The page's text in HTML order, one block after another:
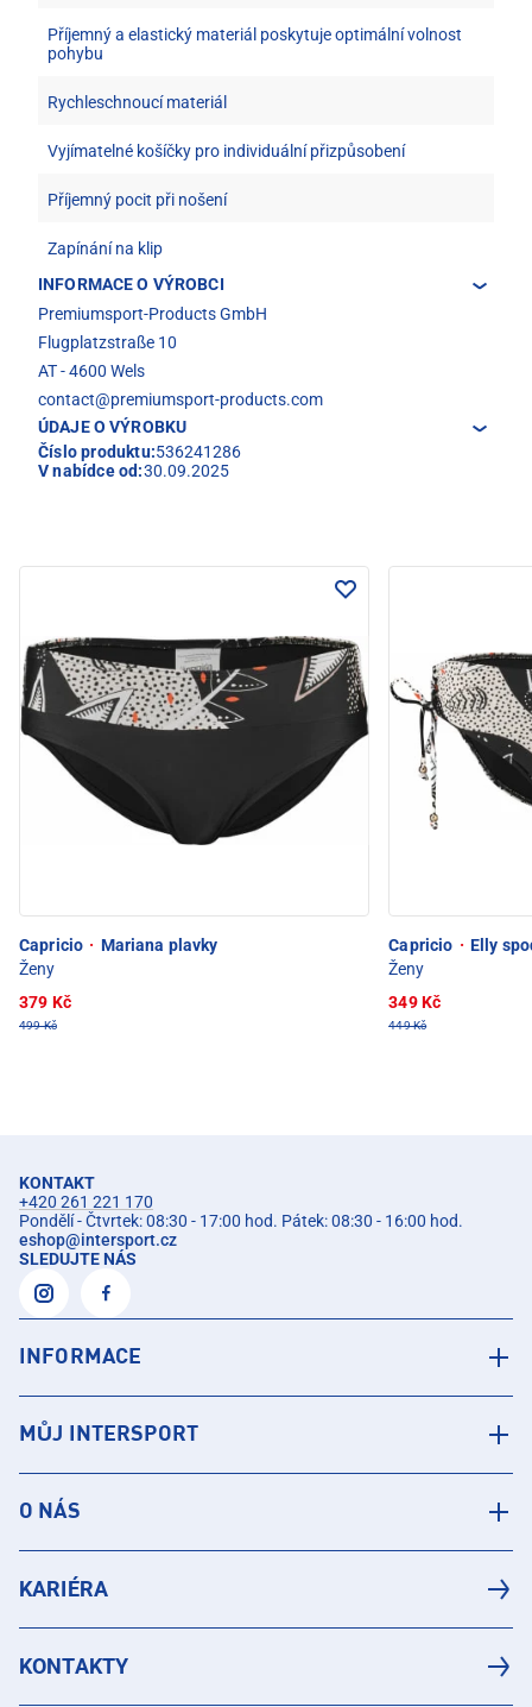
Příjemný a elastický materiál poskytuje optimální volnost
pohybu
Rychleschnoucí materiál
Vyjímatelné košíčky pro individuální přizpůsobení
Příjemný pocit při nošení
Zapínání na klip
INFORMACE O VÝROBCI
Premiumsport-Products GmbH
Flugplatzstraße 10
AT - 4600 Wels
contact@premiumsport-products.com
ÚDAJE O VÝROBKU
Číslo produktu:536241286
V nabídce od:30.09.2025
Capricio · Mariana plavky
Ženy
379 Kč
499 Kč
Capricio · Elly
Ženy
349 Kč
449 Kč
KONTAKT
+420 261 221 170
Pondělí - Čtvrtek: 08:30 - 17:00 hod. Pátek: 08:30 - 16:00 hod.
eshop@intersport.cz
SLEDUJTE NÁS
INFORMACE
MŮJ INTERSPORT
O NÁS
KARIÉRA
KONTAKTY